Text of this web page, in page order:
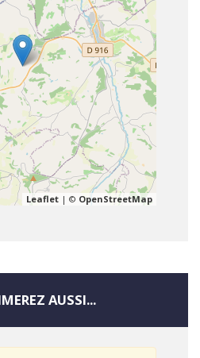
Leaflet | © OpenStreetMap
AUSSI...